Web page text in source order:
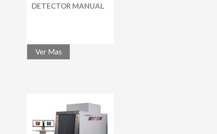
DETECTOR MANUAL
Ver Mas